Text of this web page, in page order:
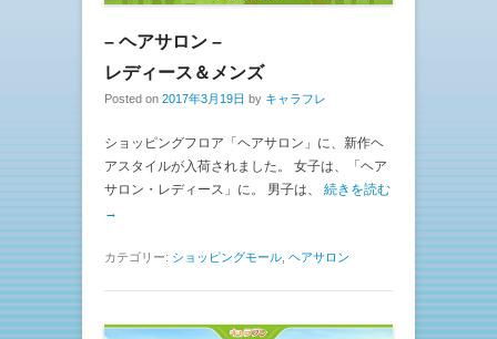
– ヘアサロン –
レディース＆メンズ
Posted on 2017年3月19日 by キャラフレ
ショッピングフロア「ヘアサロン」に、新作ヘ
アスタイルが入荷されました。 女子は、「ヘア
サロン・レディース」に。 男子は、 続きを読む
→
カテゴリー: ショッピングモール ヘアサロン